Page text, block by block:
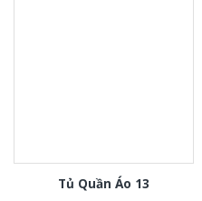
Tủ Quần Áo 13